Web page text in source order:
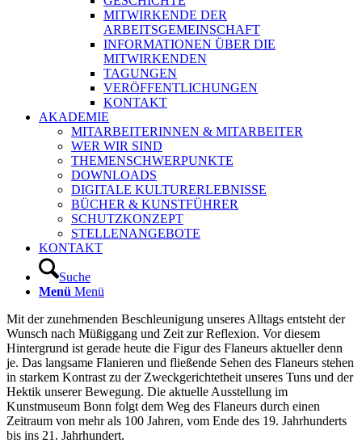
MITWIRKENDE DER
ARBEITSGEMEINSCHAFT
INFORMATIONEN ÜBER DIE
MITWIRKENDEN
TAGUNGEN
VERÖFFENTLICHUNGEN
KONTAKT
AKADEMIE
MITARBEITERINNEN & MITARBEITER
WER WIR SIND
THEMENSCHWERPUNKTE
DOWNLOADS
DIGITALE KULTURERLEBNISSE
BÜCHER & KUNSTFÜHRER
SCHUTZKONZEPT
STELLENANGEBOTE
KONTAKT
Suche
Menü Menü
Mit der zunehmenden Beschleunigung unseres Alltags entsteht der
Wunsch nach Müßiggang und Zeit zur Reflexion. Vor diesem
Hintergrund ist gerade heute die Figur des Flaneurs aktueller denn
je. Das langsame Flanieren und fließende Sehen des Flaneurs stehen
in starkem Kontrast zu der Zweckgerichtetheit unseres Tuns und der
Hektik unserer Bewegung. Die aktuelle Ausstellung im
Kunstmuseum Bonn folgt dem Weg des Flaneurs durch einen
Zeitraum von mehr als 100 Jahren, vom Ende des 19. Jahrhunderts
bis ins 21. Jahrhundert.